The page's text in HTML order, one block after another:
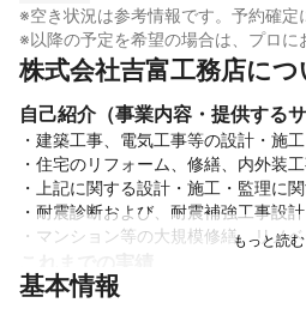
※空き状況は参考情報です。予約確定
※以降の予定を希望の場合は、プロに
株式会社吉富工務店につ
自己紹介（事業内容・提供するサ
・建築工事、電気工事等の設計・施
・住宅のリフォーム、修繕、内外装
・上記に関する設計・施工・監理に
・耐震診断および、耐震補強工事設
・マンション等の大規模修繕、リノ
弊社は創業４０年目になり。大工工
基本情報